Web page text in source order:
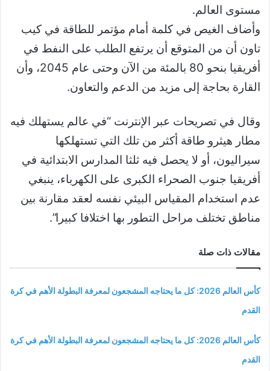
مستوى العالم.
وأضاف الغيص في كلمة أمام مؤتمر للطاقة في كيب
تاون أن من المتوقع أن يرتفع الطلب على النفط في
أفريقيا بنحو 80 بالمئة من الآن وحتى عام 2045، وأن
القارة بحاجة إلى مزيد من الدعم والتعاون.
وقال في تصريحات عبر الإنترنت “في عالم يستهلك فيه
مطار هيثرو طاقة أكثر من تلك التي تستهلكها
سيراليون، أو لا يحصل فيه ثلثا المدارس الابتدائية في
أفريقيا جنوب الصحراء الكبرى على الكهرباء، ينبغي
عدم استخدام المقياس البيئي نفسه لعقد مقارنة بين
مناطق تختلف مراحل التطور بها اختلافا كبيرا”.
مقالات ذات صلة
كأس العالم 2026: كل ما يحتاجه المشجعون لمعرفة البطولة الأهم في كرة
القدم
كأس العالم 2026: كل ما يحتاجه المشجعون لمعرفة البطولة الأهم في كرة
القدم